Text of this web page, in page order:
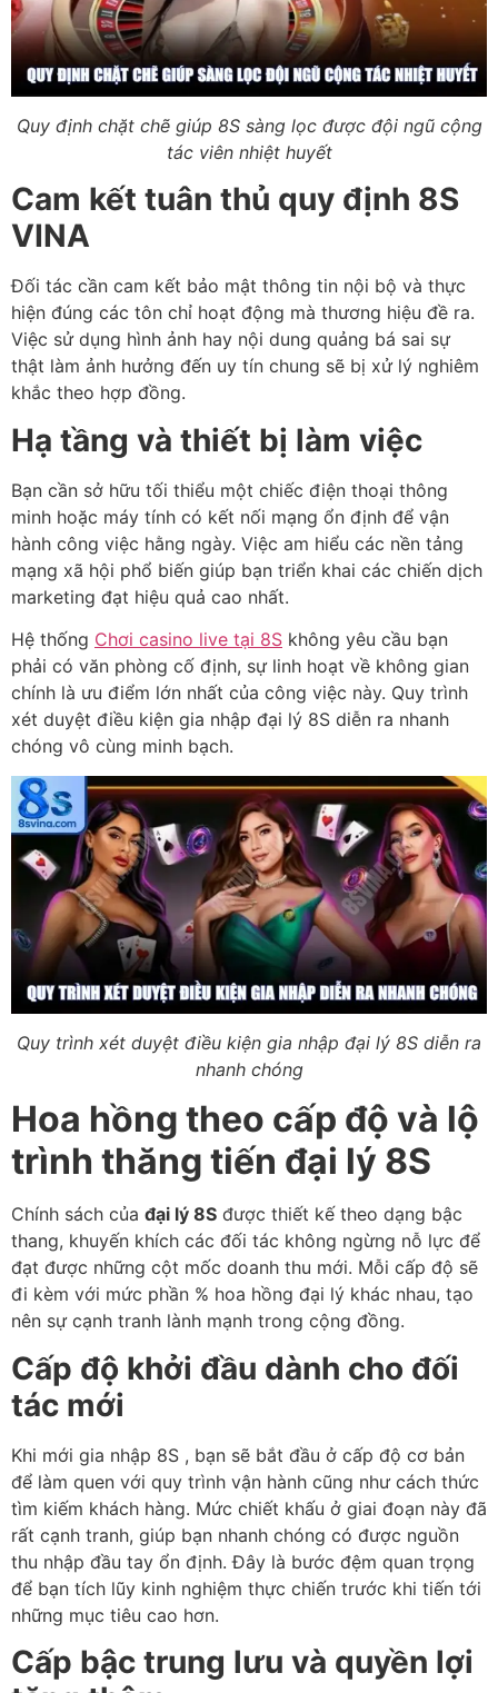
Quy định chặt chẽ giúp 8S sàng lọc được đội ngũ cộng
tác viên nhiệt huyết
Cam kết tuân thủ quy định 8S
VINA
Đối tác cần cam kết bảo mật thông tin nội bộ và thực
hiện đúng các tôn chỉ hoạt động mà thương hiệu đề ra.
Việc sử dụng hình ảnh hay nội dung quảng bá sai sự
thật làm ảnh hưởng đến uy tín chung sẽ bị xử lý nghiêm
khắc theo hợp đồng.
Hạ tầng và thiết bị làm việc
Bạn cần sở hữu tối thiểu một chiếc điện thoại thông
minh hoặc máy tính có kết nối mạng ổn định để vận
hành công việc hằng ngày. Việc am hiểu các nền tảng
mạng xã hội phổ biến giúp bạn triển khai các chiến dịch
marketing đạt hiệu quả cao nhất.
Hệ thống Chơi casino live tại 8S không yêu cầu bạn
phải có văn phòng cố định, sự linh hoạt về không gian
chính là ưu điểm lớn nhất của công việc này. Quy trình
xét duyệt điều kiện gia nhập đại lý 8S diễn ra nhanh
chóng vô cùng minh bạch.
Quy trình xét duyệt điều kiện gia nhập đại lý 8S diễn ra
nhanh chóng
Hoa hồng theo cấp độ và lộ
trình thăng tiến đại lý 8S
Chính sách của đại lý 8S được thiết kế theo dạng bậc
thang, khuyến khích các đối tác không ngừng nỗ lực để
đạt được những cột mốc doanh thu mới. Mỗi cấp độ sẽ
đi kèm với mức phần % hoa hồng đại lý khác nhau, tạo
nên sự cạnh tranh lành mạnh trong cộng đồng.
Cấp độ khởi đầu dành cho đối
tác mới
Khi mới gia nhập 8S , bạn sẽ bắt đầu ở cấp độ cơ bản
để làm quen với quy trình vận hành cũng như cách thức
tìm kiếm khách hàng. Mức chiết khấu ở giai đoạn này đã
rất cạnh tranh, giúp bạn nhanh chóng có được nguồn
thu nhập đầu tay ổn định. Đây là bước đệm quan trọng
để bạn tích lũy kinh nghiệm thực chiến trước khi tiến tới
những mục tiêu cao hơn.
Cấp bậc trung lưu và quyền lợi